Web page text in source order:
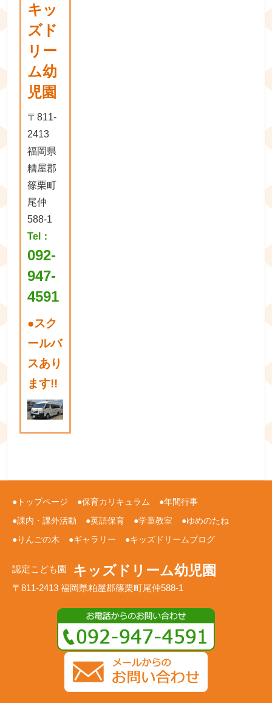
キッ
ズド
リー
ム幼
児園
〒811-
2413
福岡県
糟屋郡
篠栗町
尾仲
588-1
Tel：
092-
947-
4591
●スク
ールバ
スあり
ます!!
トップページ 保育カリキュラム
年間行事
課内・課外活動
英語保育 学童教室
ゆめのたね
りんごの木
ギャラリー キッズドリームブログ
認定こども園 キッズドリーム幼児園
〒811-2413 福岡県粕屋郡篠栗町尾仲588-1